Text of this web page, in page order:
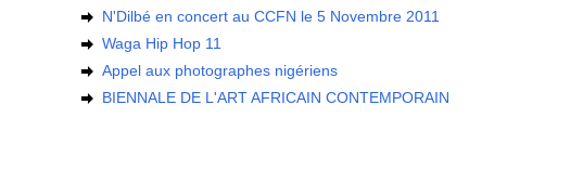
N'Dilbé en concert au CCFN le 5 Novembre 2011
Waga Hip Hop 11
Appel aux photographes nigériens
BIENNALE DE L'ART AFRICAIN CONTEMPORAIN